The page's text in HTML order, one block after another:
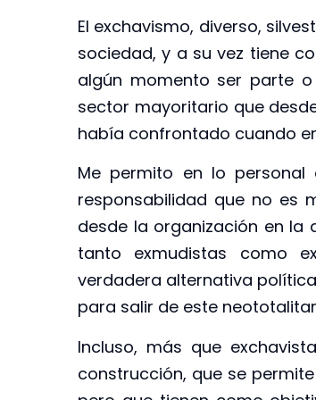
El exchavismo, diverso,
sociedad, y a su vez tiene
algún momento ser parte
sector mayoritario que
había confrontado cuando
Me permito en lo
responsabilidad que no es
desde la organización en la
tanto exmudistas como
verdadera alternativa
para salir de este
Incluso, más que
construcción, que se